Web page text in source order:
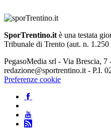
SporTrentino.it è una testata
Tribunale di Trento (aut. n.
PegasoMedia srl - Via Brescia, 7
redazione@sportrentino.it - P.I.
Preferenze cookie